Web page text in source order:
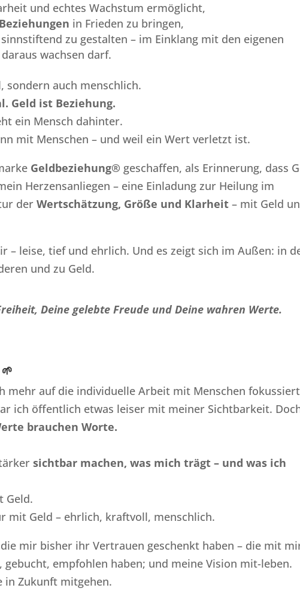
und echtes Wachstum ermöglicht,
Beziehungen in Frieden zu bringen,
zu gestalten – im Einklang mit den eigenen
wachsen darf.
sondern auch menschlich.
Geld ist Beziehung.
ein Mensch dahinter.
mit Menschen – und weil ein Wert verletzt ist.
Geldbeziehung® geschaffen, als Erinnerung, dass
Herzensanliegen – eine Einladung zur Heilung im
derWertschätzung, Größe und Klarheit– mit Geld
– leise, tief und ehrlich. Und es zeigt sich im Außen: in
und zu Geld.
Deine gelebte Freude und Deine wahren Werte.
🌱
mehr auf die individuelle Arbeit mit Menschen
ich öffentlich etwas leiser mit meiner Sichtbarkeit.
brauchen Worte.
sichtbar machen, was mich trägt – und was ich
Geld.
mit Geld – ehrlich, kraftvoll, menschlich.
mir bisher ihr Vertrauen geschenkt haben – die mit
gebucht, empfohlen haben; und meine Vision mit-leben.
in Zukunft mitgehen.